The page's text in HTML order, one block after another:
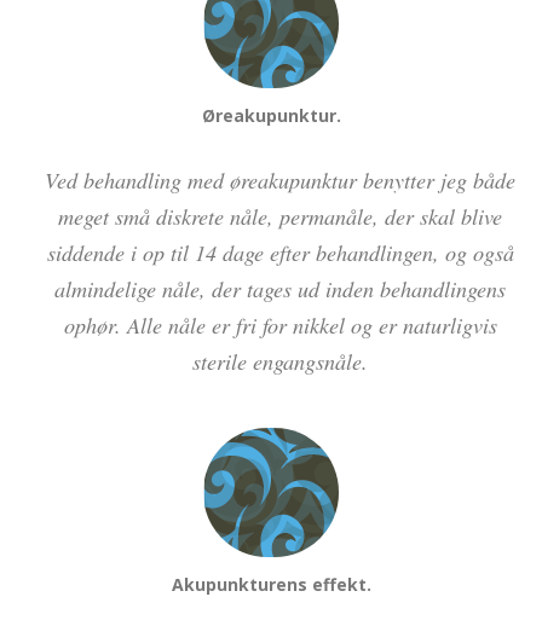
Øreakupunktur.
Ved behandling med øreakupunktur benytter jeg både
meget små diskrete nåle, permanåle, der skal blive
siddende i op til 14 dage efter behandlingen, og også
almindelige nåle, der tages ud inden behandlingens
ophør. Alle nåle er fri for nikkel og er naturligvis
sterile engangsnåle.
Akupunkturens effekt.